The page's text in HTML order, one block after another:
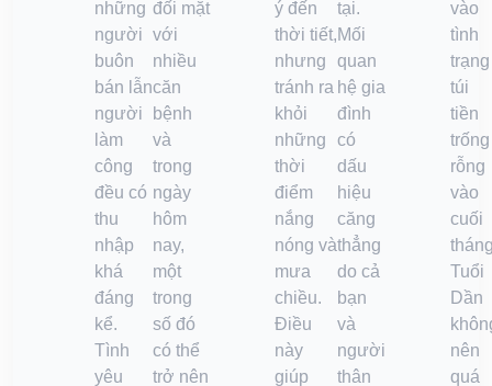
những
người
buôn
bán lẫn
người
làm
công
đều có
thu
nhập
khá
đáng
kể.
Tình
yêu
đối mặt
với
nhiều
căn
bệnh
và
trong
ngày
hôm
nay,
một
trong
số đó
có thể
trở nên
ý đến
thời tiết,
nhưng
tránh ra
khỏi
những
thời
điểm
nắng
nóng và
mưa
chiều.
Điều
này
giúp
tại.
Mối
quan
hệ gia
đình
có
dấu
hiệu
căng
thẳng
do cả
bạn
và
người
thân
vào
tình
trạng
túi
tiền
trống
rỗng
vào
cuối
Tuổi
Dần
nên
quá